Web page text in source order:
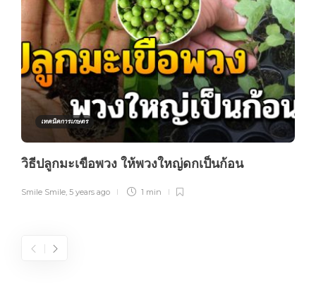
เทคนิคการเกษตร
วิธีปลูกมะเขือพวง ให้พวงใหญ่ดกเป็นก้อน
Smile Smile, 5 years ago 1 min